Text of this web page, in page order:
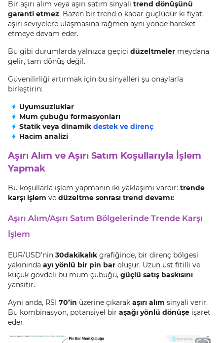
Bir aşırı alım veya aşırı satım sinyali trend dönüşünü
garanti etmez. Bazen bir trend o kadar güçlüdür ki fiyat,
aşırı seviyelere ulaşmasına rağmen aynı yönde hareket
etmeye devam eder.
Bu gibi durumlarda yalnızca geçici düzeltmeler meydana
gelir, tam dönüş değil.
Güvenilirliği artırmak için bu sinyalleri şu onaylarla
birleştirin:
Uyumsuzluklar
Mum çubuğu formasyonları
Statik veya dinamik destek ve direnç
Hacim analizi
Aşırı Alım ve Aşırı Satım Koşullarıyla İşlem
Yapmak
Bu koşullarla işlem yapmanın iki yaklaşımı vardır: trende
karşı işlem ve düzeltme sonrası trend devamı:
Aşırı Alım/Aşırı Satım Bölgelerinde Trende Karşı
İşlem
EUR/USD’nin 30dakikalık grafiğinde, bir direnç bölgesi
yakınında ayı yönlü bir pin bar oluşur. Uzun üst fitilli ve
küçük gövdeli bu mum çubuğu, güçlü satış baskısını
yansıtır.
Aynı anda, RSI 70’in üzerine çıkarak aşırı alım sinyali verir.
Bu kombinasyon, potansiyel bir aşağı yönlü dönüşe işaret
eder.